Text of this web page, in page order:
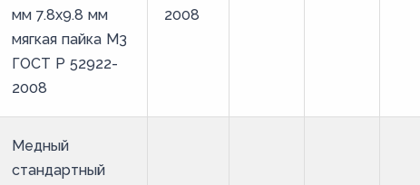
мм 7.8х9.8 мм
мягкая пайка М3
ГОСТ Р 52922-
2008
2008
Медный
стандартный